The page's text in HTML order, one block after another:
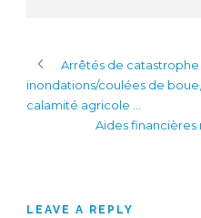
Arrêtés de catastrophe
inondations/coulées de
calamité agricole …
Aides
LEAVE A REPLY